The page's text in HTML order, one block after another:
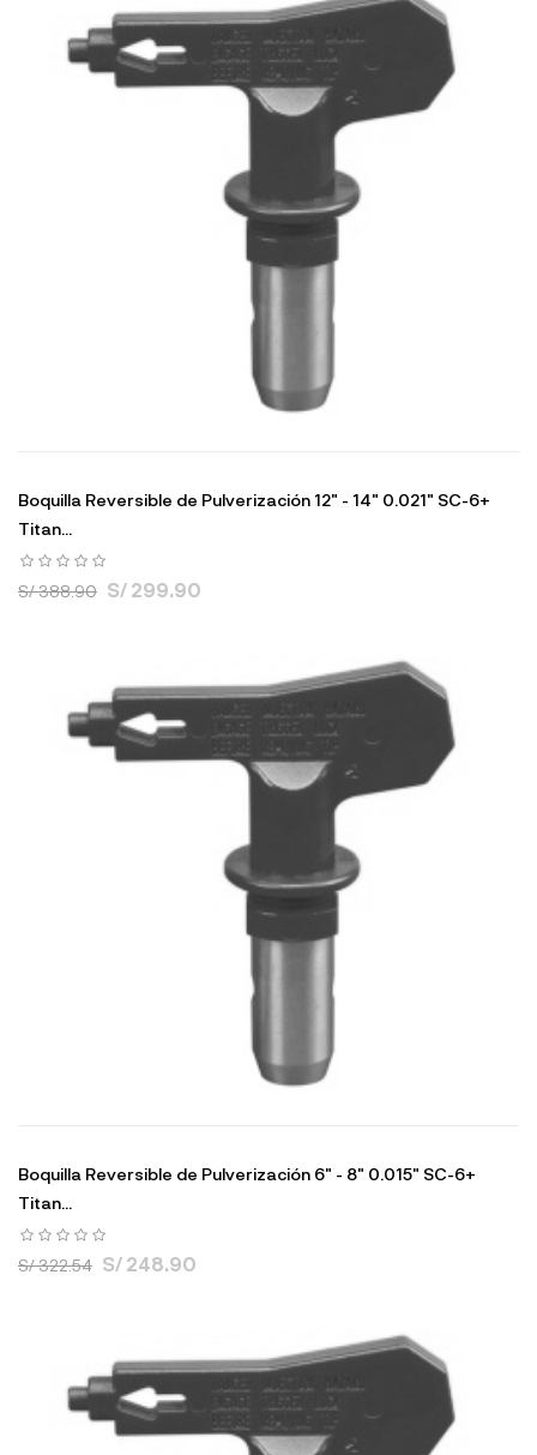
Boquilla Reversible de Pulverización 12" - 14" 0.021" SC-6+
Titan...
S/ 388.90 S/ 299.90
Boquilla Reversible de Pulverización 6" - 8" 0.015" SC-6+
Titan...
S/ 322.54 S/ 248.90